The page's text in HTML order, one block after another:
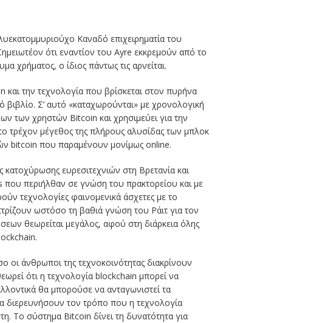
Καναδό επιχειρηματία του
ότι εναντίον του Ayre εκκρεμούν από το
χρήματος, ο ίδιος πάντως τις αρνείται.
και την τεχνολογία που βρίσκεται στον πυρήνα
Σ’ αυτό «καταχωρούνται» με χρονολογική
των χρηστών Bitcoin και χρησιμεύει για την
τρέχον μέγεθος της πλήρους αλυσίδας των μπλοκ
bitcoin που παραμένουν μονίμως online.
κατοχύρωσης ευρεσιτεχνιών στη Βρετανία και
περιήλθαν σε γνώση του πρακτορείου και με
τεχνολογίες φαινομενικά άσχετες με το
ωστόσο τη βαθιά γνώση του Ράιτ για τον
θεωρείται μεγάλος, αφού στη διάρκεια όλης
οι άνθρωποι της τεχνοκοινότητας διακρίνουν
ότι η τεχνολογία blockchain μπορεί να
θα μπορούσε να ανταγωνιστεί τα
τον τρόπο που η τεχνολογία
Το σύστημα Bitcoin δίνει τη δυνατότητα για